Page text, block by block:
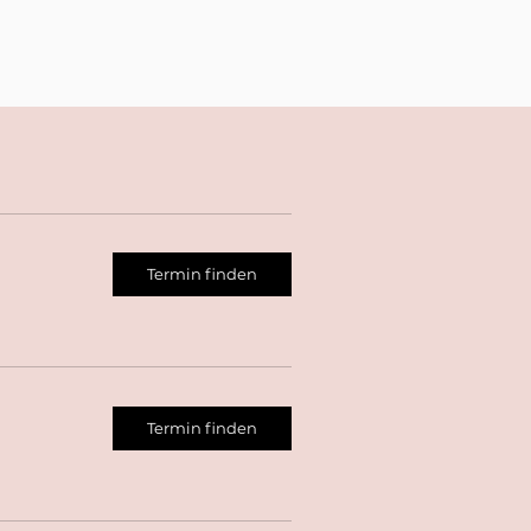
Termin finden
Termin finden